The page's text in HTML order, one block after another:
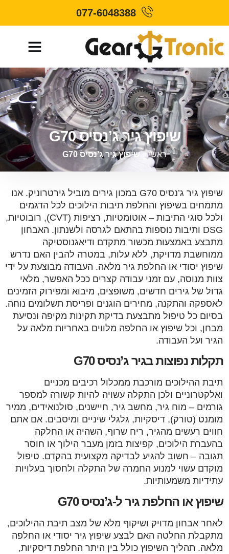
077-6048388
שיפוץ גיר ג’נסיס G70
ראשי»שיפוץ גיר ג’נסיס G70
שיפוץ גיר ג’נסיס G70 במכון גירים מוביל גירטרוניק. אנו
מתמחים בשיפוץ והחלפת תיבות הילוכים לכל הדגמים
ולכל סוגי התיבות – אוטומטיות, רציפות (CVT), רובוטיות,
DSG ותיבות נוספות בהתאם לגרסה ולשנתון. האבחון
מתבצע באמצעות מכשור מתקדם ודיאגנוסטיקה
ממוחשבת מדויקת, ללא עלות, במטרה להבין האם נדרש
שיפוץ יסודי או החלפת גיר מלאה. העבודה מבוצעת על ידי
צוות מנוסה, עם זמני עבודה קצרים ככל האפשר, מלאי
גדול של גירים חדשים, משופצים, מיבוא ומפירוק הזמינים
לאספקה והתקנה, מחירים הוגנים ופריסת תשלומים נוחה.
בסיום כל טיפול מתבצעת בדיקת תקינות מקיפה ונסיעת
מבחן, וכל שיפוץ או החלפה מלווים באחריות מלאה על
הגיר ועל העבודה.
תקלות נפוצות בגיר ג’נסיס G70
תיבת ההילוכים מורכבת ממכלול רכיבים מכניים
ואלקטרוניים ולכן התקלה עשויה להיות קשורה למספר
גורמים – מוח גיר, מחשב גיר, חיישנים, סולנואידים, ממיר
מומנט (טורק), דיסקיות, גלגלי שיניים ומיסבים. אם אתם
חווים רעשים מהגיר, ריח שרוף, השהיה או החלקה
בהעברת הילוכים, קפיצות בזמן מעבר הילוך או חוסר
תגובה – חשוב להגיע לבדיקה מקצועית בהקדם. טיפול
מוקדם עשוי למנוע החמרה של התקלה ולחסוך בעלויות
עתידיות משמעותיות.
שיפוץ או החלפת גיר ל-ג’נסיס G70
לאחר אבחון מדויק ושיקוף מלא של מצב תיבת ההילוכים,
מתקבלת החלטה האם לבצע שיפוץ גיר יסודי או החלפה
מלאה. תהליך השיפוץ כולל בין היתר החלפת דיסקיות,